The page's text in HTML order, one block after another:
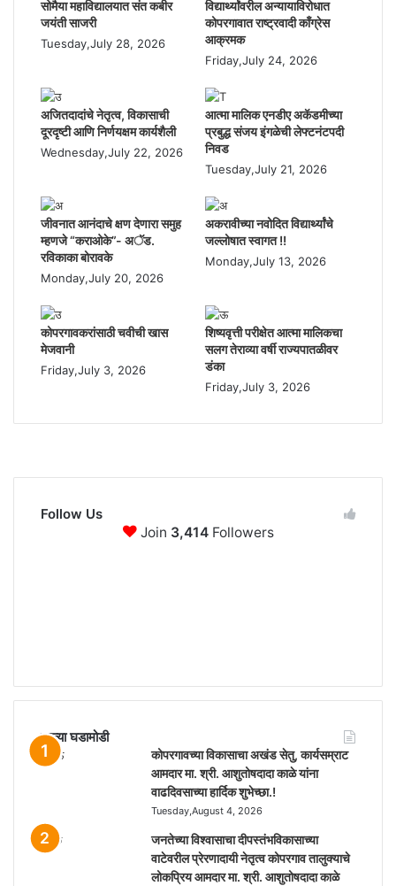
सोमैया महाविद्यालयात संत कबीर
जयंती साजरी
Tuesday,July 28, 2026
विद्यार्थ्यांवरील अन्यायाविरोधात
कोपरगावात राष्ट्रवादी काँग्रेस
आक्रमक
Friday,July 24, 2026
अजितदादांचे नेतृत्व, विकासाची
दूरदृष्टी आणि निर्णयक्षम कार्यशैली
Wednesday,July 22, 2026
आत्मा मालिक एनडीए अकॅडमीच्या
प्रबुद्ध संजय इंगळेची लेफ्टनंटपदी
निवड
Tuesday,July 21, 2026
जीवनात आनंदाचे क्षण देणारा समुह
म्हणजे “कराओके”- अॅड.
रविकाका बोरावके
Monday,July 20, 2026
अकरावीच्या नवोदित विद्यार्थ्यांचे
जल्लोषात स्वागत !!
Monday,July 13, 2026
कोपरगावकरांसाठी चवीची खास
मेजवानी
Friday,July 3, 2026
शिष्यवृत्ती परीक्षेत आत्मा मालिकचा
सलग तेराव्या वर्षी राज्यपातळीवर
डंका
Friday,July 3, 2026
Follow Us
Join 3,414Followers
ताज्या घडामोडी
कोपरगावच्या विकासाचा अखंड सेतु, कार्यसम्राट
आमदार मा. श्री. आशुतोषदादा काळे यांना
वाढदिवसाच्या हार्दिक शुभेच्छा.!
Tuesday,August 4, 2026
जनतेच्या विश्वासाचा दीपस्तंभविकासाच्या
वाटेवरील प्रेरणादायी नेतृत्व कोपरगाव तालुक्याचे
लोकप्रिय आमदार मा. श्री. आशुतोषदादा काळे